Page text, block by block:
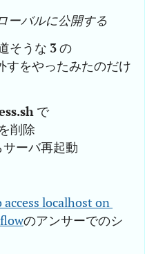
ーバルに公開する
そうな 3の
すをやったみたのだけ
で
を削除
ーバ再起動
localhost on
のアンサーでのシ